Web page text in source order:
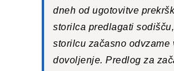
dneh od ugotovitve
storilca predlagati
storilcu začasno odvzame
dovoljenje. Predlog za